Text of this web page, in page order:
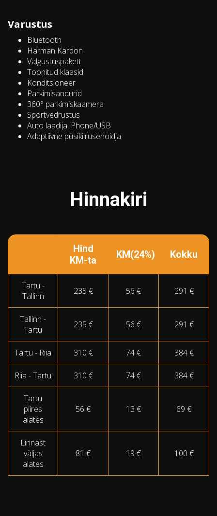
Varustus
Bluetooth
Harman Kardon
Valgustuspakett
Toonitud klaasid
Konditsioneer
Parkimisandurid
360° parkimiskaamera
Sportvedrustus
Auto laadija iPhone/USB
Adaptiivne püsikiirusehoidja
Hinnakiri
Hind
KM-ta
KM(24%) Kokku
Tartu -
Tallinn
235 € 56 € 291 €
Tallinn -
Tartu
235 € 56 € 291 €
Tartu - Riia 310 € 74 € 384 €
Riia - Tartu 310 € 74 € 384 €
Tartu
piires
alates
56 € 13 € 69 €
Linnast
väljas
alates
81 € 19 € 100 €